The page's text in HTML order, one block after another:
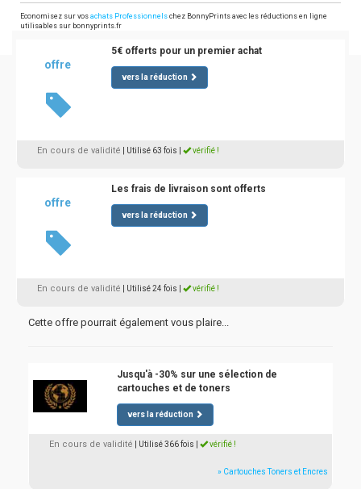
Economisez sur vos achats Professionnels chez BonnyPrints avec les réductions en ligne
utilisables sur bonnyprints.fr
offre
5€ offerts pour un premier achat
vers la réduction
En cours de validité | Utilisé 63 fois vérifié !
offre
Les frais de livraison sont offerts
vers la réduction
En cours de validité | Utilisé 24 fois vérifié !
Cette offre pourrait également vous plaire...
Jusqu'à -30% sur une sélection de
cartouches et de toners
vers la réduction
En cours de validité | Utilisé 366 fois vérifié !
» Cartouches Toners et Encres